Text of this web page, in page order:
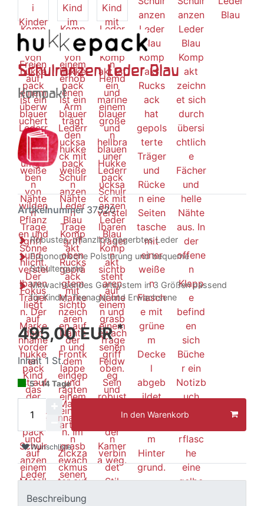
Schulranzen Leder Blau
Kompakt
Artikelnummer 37520
Robustes, pflanzlich gegerbtes Leder
Ergonomische Polsterung und bequeme
Schultergurte
Mitwachsendes Gurtsystem in 3 Größen passend
für Kinder, Teenager und Erwachsene
495,00 EUR*
Inhalt1 St.
5 - 14 Tage
In den Warenkorb
Wunschliste
Beschreibung